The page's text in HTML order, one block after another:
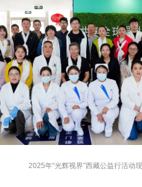
2025年“光辉视界”西藏公益行活动